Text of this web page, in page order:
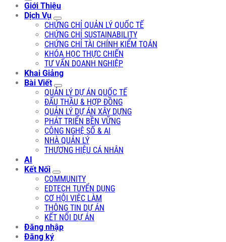
Giới Thiệu
Dịch Vụ
CHỨNG CHỈ QUẢN LÝ QUỐC TẾ
CHỨNG CHỈ SUSTAINABILITY
CHỨNG CHỈ TÀI CHÍNH KIỂM TOÁN
KHÓA HỌC THỰC CHIẾN
TƯ VẤN DOANH NGHIỆP
Khai Giảng
Bài Viết
QUẢN LÝ DỰ ÁN QUỐC TẾ
ĐẤU THẦU & HỢP ĐỒNG
QUẢN LÝ DỰ ÁN XÂY DỰNG
PHÁT TRIỂN BỀN VỮNG
CÔNG NGHỆ SỐ & AI
NHÀ QUẢN LÝ
THƯƠNG HIỆU CÁ NHÂN
AI
Kết Nối
COMMUNITY
EDTECH TUYỂN DỤNG
CƠ HỘI VIỆC LÀM
THÔNG TIN DỰ ÁN
KẾT NỐI DỰ ÁN
Đăng nhập
Đăng ký